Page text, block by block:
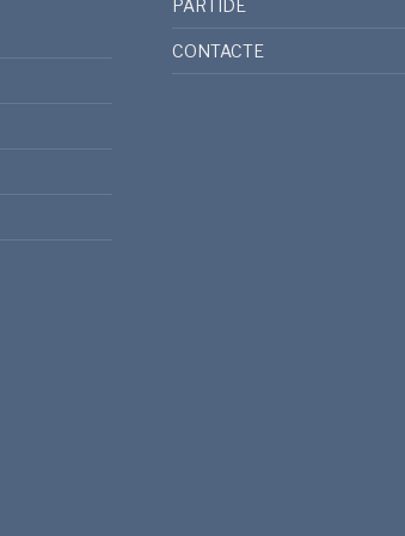
PARTIDE
CONTACTE